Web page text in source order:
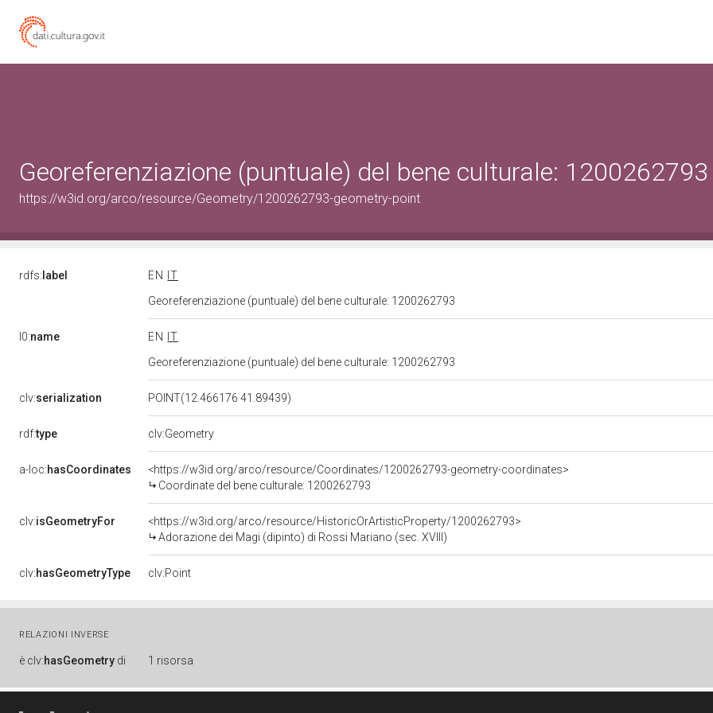
Georeferenziazione (puntuale) del bene culturale: 1200262793
https://w3id.org/arco/resource/Geometry/1200262793-geometry-point
rdfs: label EN
IT
Georeferenziazione (puntuale) del bene culturale: 1200262793
l0:name EN
IT
Georeferenziazione (puntuale) del bene culturale: 1200262793
clv:serialization POINT(12.466176 41.89439)
rdf:type clv:Geometry
a-loc:hasCoordinates
<https://w3id.org/arco/resource/Coordinates/1200262793-geometry-coordinates>
Coordinate del bene culturale: 1200262793
clv:isGeometryFor
<https://w3id.org/arco/resource/HistoricOrArtisticProperty/1200262793>
Adorazione dei Magi (dipinto) di Rossi Mariano (sec. XVIII)
clv:hasGeometryType clv:Point
RELAZIONI INVERSE
è clv:hasGeometry di 1 risorsa